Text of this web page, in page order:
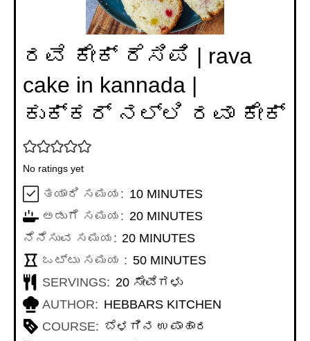
ರವೆ ಕೇಕ್ ರೆಸಿಪಿ | rava
cake in kannada |
ಕುಕ್ಕರ್ ನಲ್ಲಿ ರವಾ ಕೇಕ್
No ratings yet
ತಯಾರಿ ಸಮಯ: 10MINUTES
MINUTES
ಅಡುಗೆ ಸಮಯ: 20MINUTES
MINUTES
ನೆನೆಸುವ ಸಮಯ: 20MINUTES
MINUTES
ಒಟ್ಟು ಸಮಯ : 50MINUTES
MINUTES
SERVINGS: 20 ಸೇವೆಗಳು
AUTHOR: HEBBARS KITCHEN
COURSE: ಬೆಳಗಿನ ಉಪಾಹಾರ